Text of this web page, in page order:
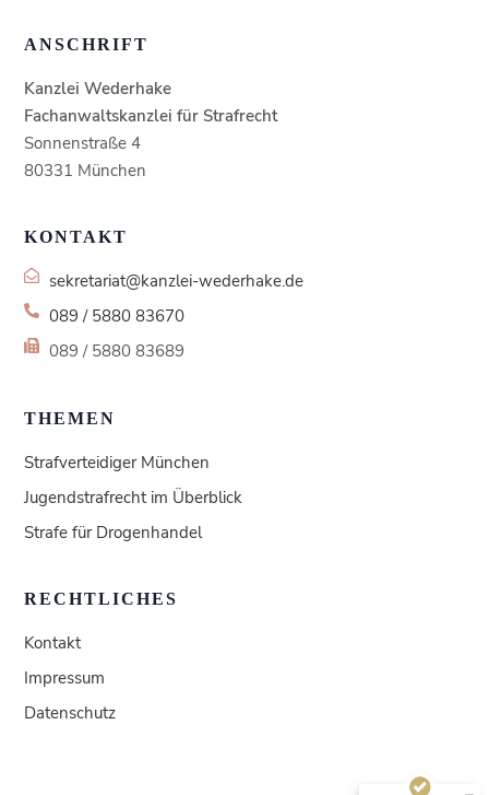
ANSCHRIFT
Kanzlei Wederhake
Fachanwaltskanzlei für Strafrecht
Sonnenstraße 4
80331 München
KONTAKT
sekretariat@kanzlei-wederhake.de
089 / 5880 83670
089 / 5880 83689
THEMEN
Strafverteidiger München
Jugendstrafrecht im Überblick
Strafe für Drogenhandel
RECHTLICHES
Kontakt
Impressum
Datenschutz